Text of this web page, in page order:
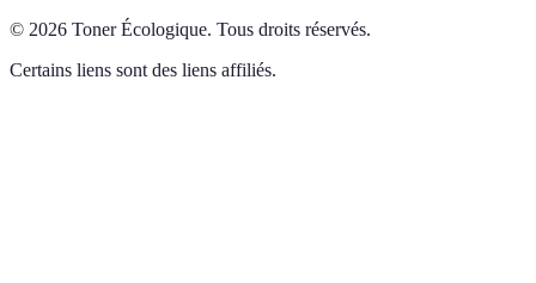
© 2026 Toner Écologique. Tous droits réservés.
Certains liens sont des liens affiliés.